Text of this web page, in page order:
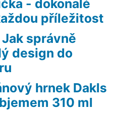
- dokonalé
příležitost
správně
design do
hrnek Dakls
310 ml